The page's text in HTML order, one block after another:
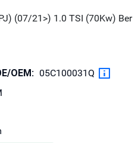
(07/21>) 1.0 TSI (70Kw) Ber
OEM: 05C100031Q